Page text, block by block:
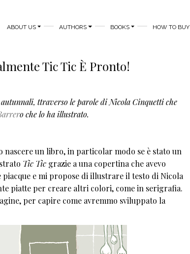
MAIN NAVIGATION
ABOUT US AUTHORS BOOKS HOW TO BUY
Tic Tic È Pronto!
ttraverso le parole di Nicola Cinquetti che
o che lo ha illustrato.
un libro, in particolar modo se è stato un
Tic Tic grazie a una copertina che avevo
piacque e mi propose di illustrare il testo di Nicola
piatte per creare altri colori, come in serigrafia.
per capire come avremmo sviluppato la